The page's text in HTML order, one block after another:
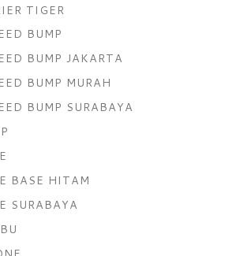
TIGER
BUMP
BUMP JAKARTA
BUMP MURAH
BUMP SURABAYA
BASE HITAM
SURABAYA